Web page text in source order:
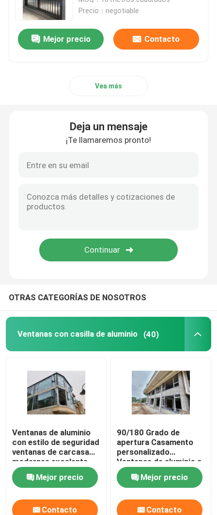
Pergola de aluminio para exteriores
Puertas plegables de aluminio
Puertas de aluminio
Puertas francesas de aluminio
Precio：negotiable
Mejor precio Contacto
Vea más
Deja un mensaje
¡Te llamaremos pronto!
OTRAS CATEGORÍAS DE NOSOTROS
Ventanas con casilla de aluminio (40)
Ventanas de aluminio
con estilo de seguridad
ventanas de carcasa
modernas excelente
resistencia a la presión
del vientoMejor precio
Contacto
90/180 Grado de
apertura Casamento
personalizado
Ventanas de aluminio a
prueba de agua
Mejor precio
Contacto